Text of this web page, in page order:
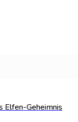
Elfen-Geheimnis